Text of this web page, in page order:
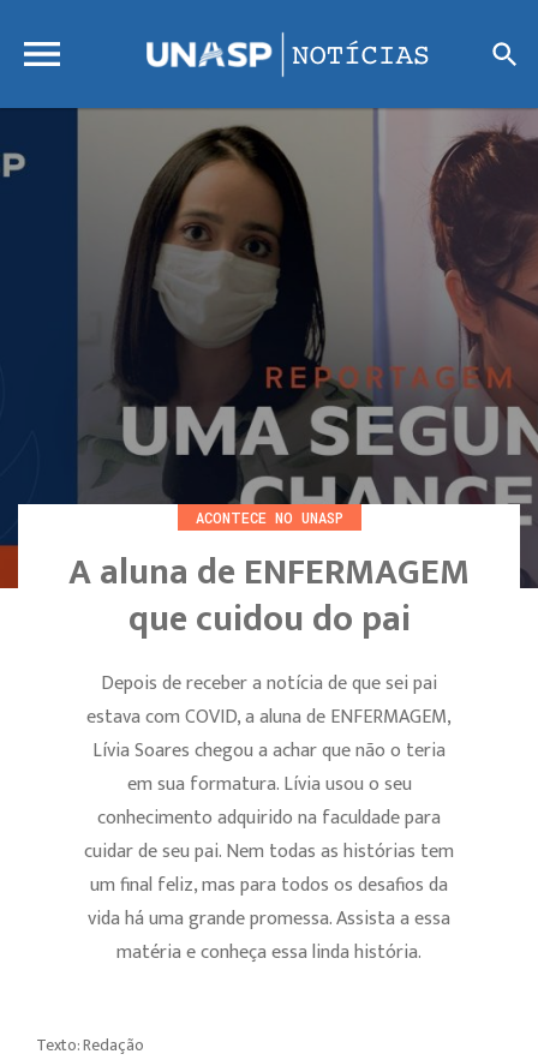
ACONTECE NO UNASP
A aluna de ENFERMAGEM
que cuidou do pai
Depois de receber a notícia de que sei pai
estava com COVID, a aluna de ENFERMAGEM,
Lívia Soares chegou a achar que não o teria
em sua formatura. Lívia usou o seu
conhecimento adquirido na faculdade para
cuidar de seu pai. Nem todas as histórias tem
um final feliz, mas para todos os desafios da
vida há uma grande promessa. Assista a essa
matéria e conheça essa linda história.
Texto: Redação